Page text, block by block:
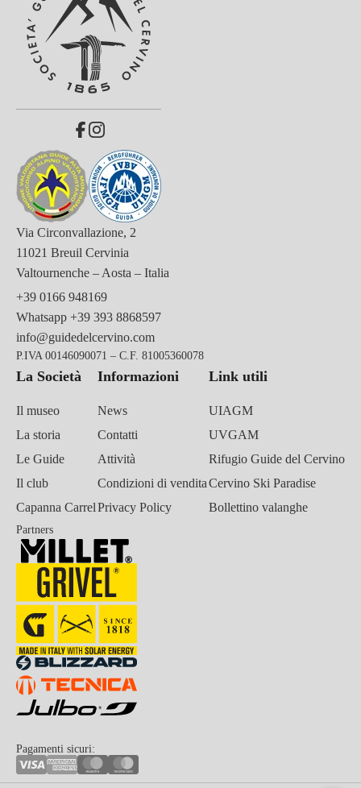
Via Circonvallazione, 2
11021 Breuil Cervinia
Valtournenche – Aosta – Italia
+39 0166 948169
Whatsapp +39 393 8868597
info@guidedelcervino.com
P.IVA 00146090071 – C.F. 81005360078
La Società
Il museo
La storia
Le Guide
Il club
Capanna Carrel
Informazioni
News
Contatti
Attività
Condizioni di vendita
Privacy Policy
Link utili
UIAGM
UVGAM
Rifugio Guide del Cervino
Cervino Ski Paradise
Bollettino valanghe
Partners
Pagamenti sicuri: